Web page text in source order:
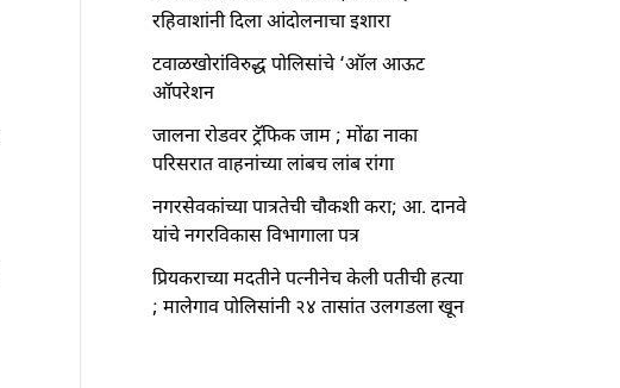
रहिवाशांनी दिला आंदोलनाचा इशारा
टवाळखोरांविरुद्ध पोलिसांचे ‘ऑल आऊट
ऑपरेशन
जालना रोडवर ट्रॅफिक जाम ; मोंढा नाका
परिसरात वाहनांच्या लांबच लांब रांगा
नगरसेवकांच्या पात्रतेची चौकशी करा; आ. दानवे
यांचे नगरविकास विभागाला पत्र
प्रियकराच्या मदतीने पत्नीनेच केली पतीची हत्या
; मालेगाव पोलिसांनी २४ तासांत उलगडला खून